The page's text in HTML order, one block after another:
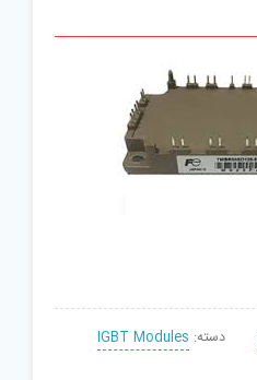
دسته: IGBT Modules